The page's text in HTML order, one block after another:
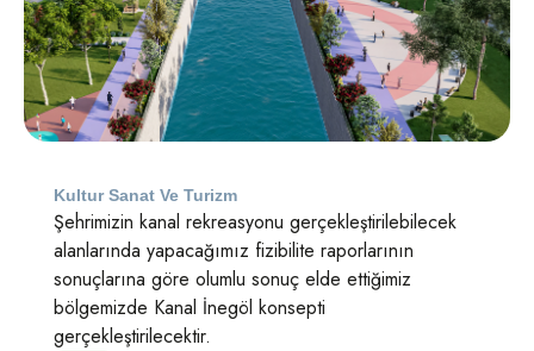
Kultur Sanat Ve Turizm
Şehrimizin kanal rekreasyonu gerçekleştirilebilecek
alanlarında yapacağımız fizibilite raporlarının
sonuçlarına göre olumlu sonuç elde ettiğimiz
bölgemizde Kanal İnegöl konsepti
gerçekleştirilecektir.